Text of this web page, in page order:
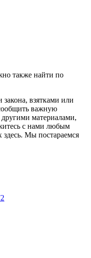
также найти по
взятками или
важную
материалами,
с нами любым
Мы постараемся